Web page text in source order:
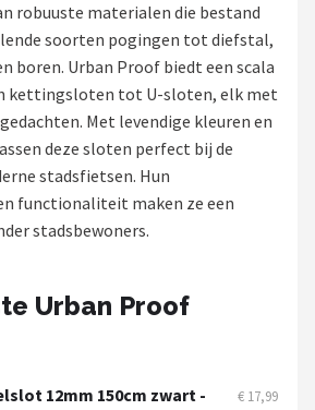
robuuste materialen die bestand
soorten pogingen tot diefstal,
boren. Urban Proof biedt een scala
kettingsloten tot U-sloten, elk met
Met levendige kleuren en
deze sloten perfect bij de
stadsfietsen. Hun
functionaliteit maken ze een
stadsbewoners.
Urban Proof
12mm 150cm zwart -
€ 17,99